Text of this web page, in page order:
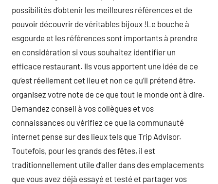
possibilités d’obtenir les meilleures références et de
pouvoir découvrir de véritables bijoux !Le bouche à
esgourde et les références sont importants à prendre
en considération si vous souhaitez identifier un
efficace restaurant. Ils vous apportent une idée de ce
qu’est réellement cet lieu et non ce qu’il prétend être.
organisez votre note de ce que tout le monde ont à dire.
Demandez conseil à vos collègues et vos
connaissances ou vérifiez ce que la communauté
internet pense sur des lieux tels que Trip Advisor.
Toutefois, pour les grands des fêtes, il est
traditionnellement utile d’aller dans des emplacements
que vous avez déjà essayé et testé et partager vos